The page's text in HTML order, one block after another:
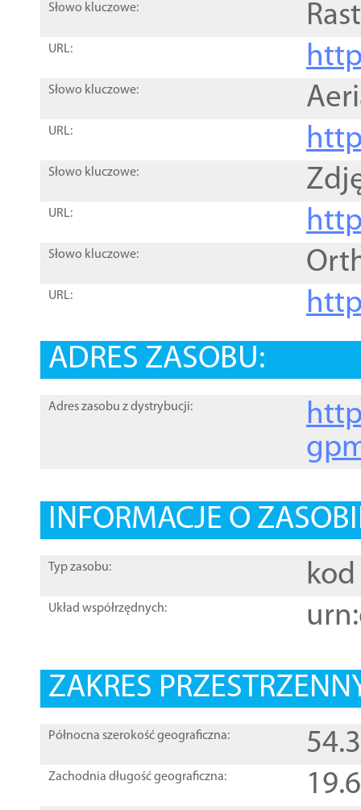
Słowo kluczowe:
URL:
Słowo kluczowe:
URL:
Słowo kluczowe:
URL:
Słowo kluczowe:
URL:
ADRES ZASOBU:
Adres zasobu z dystrybucji:
INFORMACJE O
Typ zasobu: kod
Układ współrzędnych:
ZAKRES
Północna szerokość geograficzna:
Zachodnia długość geograficzna: